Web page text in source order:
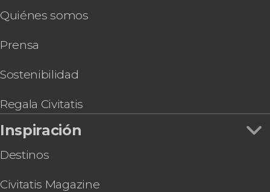
Quiénes somos
Prensa
Sostenibilidad
Regala Civitatis
Inspiración
Destinos
Civitatis Magazine